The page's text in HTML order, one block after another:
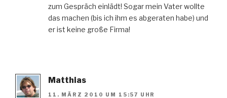
zum Gespräch einlädt! Sogar mein Vater wollte
das machen (bis ich ihm es abgeraten habe) und
er ist keine große Firma!
Matthias
11. MÄRZ 2010 UM 15:57 UHR